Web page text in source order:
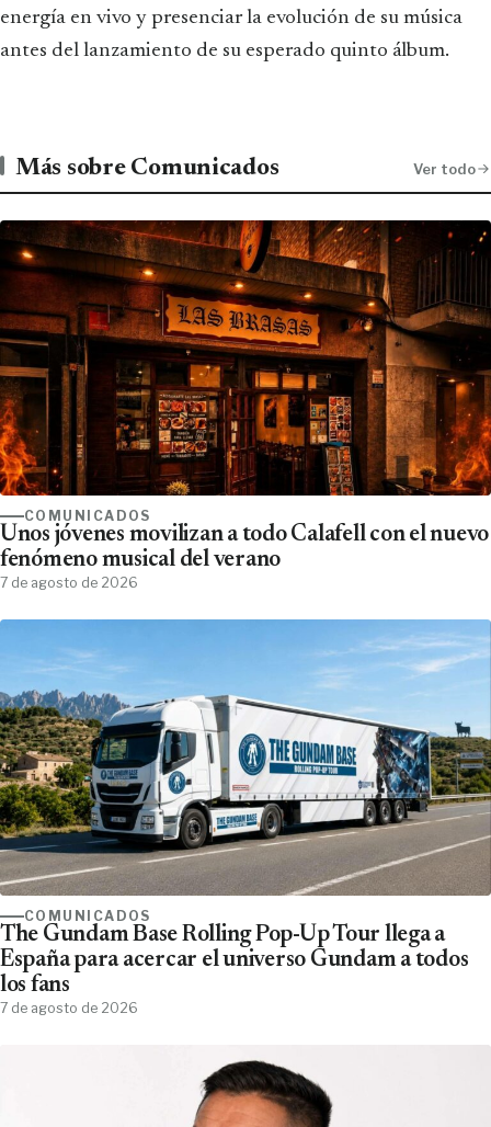
energía en vivo y presenciar la evolución de su música
antes del lanzamiento de su esperado quinto álbum.
Más sobre Comunicados Ver todo
COMUNICADOS
Unos jóvenes movilizan a todo Calafell con el nuevo
fenómeno musical del verano
7 de agosto de 2026
COMUNICADOS
The Gundam Base Rolling Pop-Up Tour llega a
España para acercar el universo Gundam a todos
los fans
7 de agosto de 2026